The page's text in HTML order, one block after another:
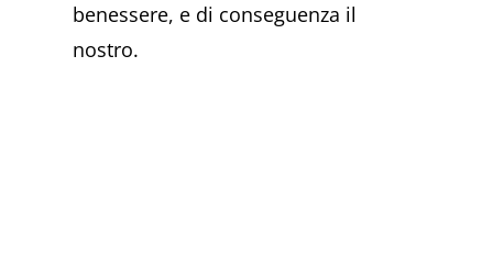
benessere, e di conseguenza il
nostro.